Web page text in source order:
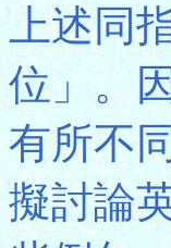
上述同
位」。
有所不
擬討論